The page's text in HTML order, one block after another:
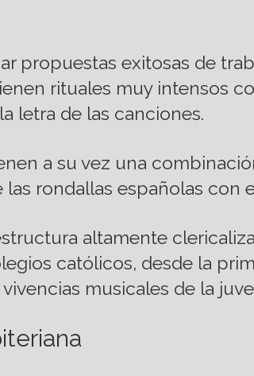
propuestas exitosas de
rituales muy intensos
letra de las canciones.
a su vez una
rondallas españolas con
altamente
católicos, desde la
musicales de la